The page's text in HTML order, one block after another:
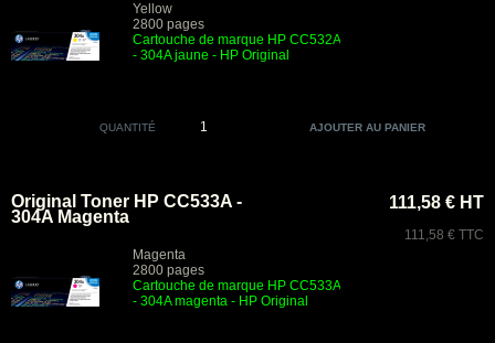
Yellow
2800 pages
Cartouche de marque HP CC532A
- 304A jaune - HP Original
QUANTITÉ
Original Toner HP CC533A -
304A Magenta
Magenta
2800 pages
Cartouche de marque HP CC533A
- 304A magenta - HP Original
111,58 € HT
111,58 € TTC